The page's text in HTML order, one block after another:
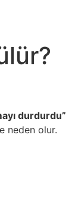
durdurdu”
neden olur.